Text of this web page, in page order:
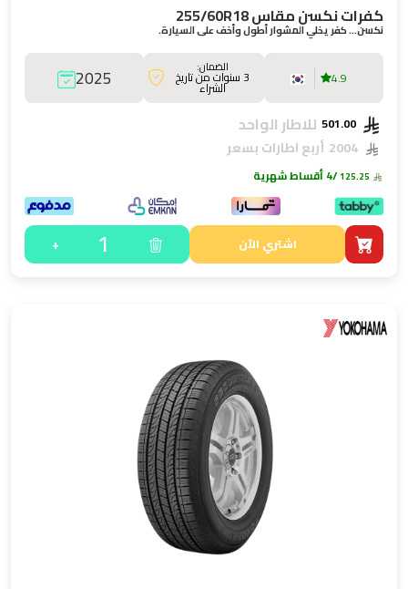
كفرات نكسن مقاس 255/60R18
نكسن… كفر يخلي المشوار أطول وأخف على السيارة.
4.9
الضمان:
3 سنوات من تاريخ
الشراء 2025
للاطار الواحد
أربع اطارات بسعر
/4 أقساط شهرية
اشتري الآن 1
+